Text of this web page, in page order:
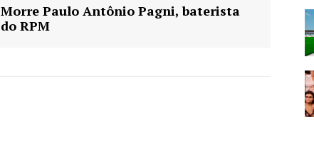
Morre Paulo Antônio Pagni, baterista
do RPM